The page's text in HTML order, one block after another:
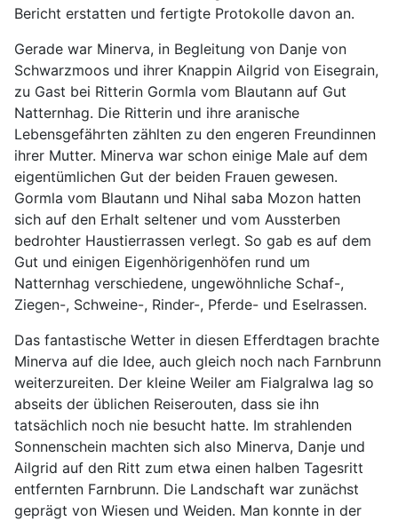
Bericht erstatten und fertigte Protokolle davon an.
Gerade war Minerva, in Begleitung von Danje von
Schwarzmoos und ihrer Knappin Ailgrid von Eisegrain,
zu Gast bei Ritterin Gormla vom Blautann auf Gut
Natternhag. Die Ritterin und ihre aranische
Lebensgefährten zählten zu den engeren Freundinnen
ihrer Mutter. Minerva war schon einige Male auf dem
eigentümlichen Gut der beiden Frauen gewesen.
Gormla vom Blautann und Nihal saba Mozon hatten
sich auf den Erhalt seltener und vom Aussterben
bedrohter Haustierrassen verlegt. So gab es auf dem
Gut und einigen Eigenhörigenhöfen rund um
Natternhag verschiedene, ungewöhnliche Schaf-,
Ziegen-, Schweine-, Rinder-, Pferde- und Eselrassen.
Das fantastische Wetter in diesen Efferdtagen brachte
Minerva auf die Idee, auch gleich noch nach Farnbrunn
weiterzureiten. Der kleine Weiler am Fialgralwa lag so
abseits der üblichen Reiserouten, dass sie ihn
tatsächlich noch nie besucht hatte. Im strahlenden
Sonnenschein machten sich also Minerva, Danje und
Ailgrid auf den Ritt zum etwa einen halben Tagesritt
entfernten Farnbrunn. Die Landschaft war zunächst
geprägt von Wiesen und Weiden. Man konnte in der